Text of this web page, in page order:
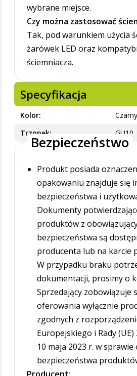
wybrane miejsce.
Czy można zastosować
Tak, pod warunkiem użycia
żarówek LED oraz
ściemniacza.
Specyfikacja
Kolor
Czarny
Trzonek
GU10
Bezpieczeństwo
Produkt posiada
opakowaniu znajduje się
bezpieczeństwa i
Dokumenty
produktów z
bezpieczeństwa są
producenta lub na karcie
W przypadku braku
dokumentacji, prosimy o
Sprzedający zobowiązuje
oferowania wyłącznie
zgodnych z
Europejskiego i Rady
10 maja 2023 r. w
bezpieczeństwa